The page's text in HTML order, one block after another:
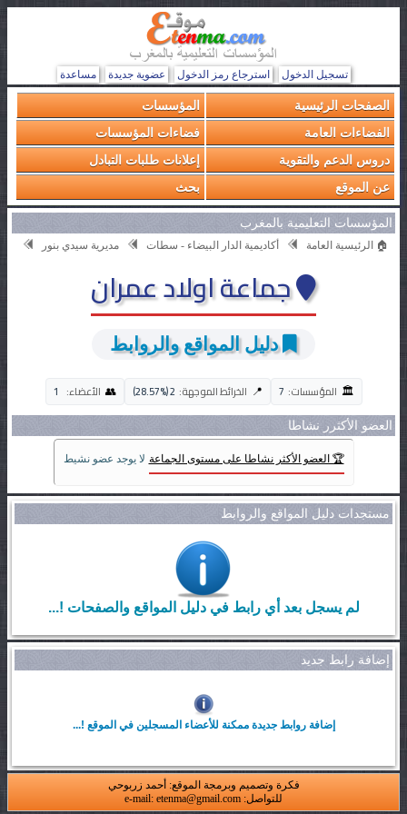
تسجيل الدخول استرجاع رمز الدخول عضوية جديدة مساعدة
الصفحات الرئيسية
المؤسسات
الفضاءات العامة
فضاءات المؤسسات
دروس الدعم والتقوية
إعلانات طلبات التبادل
عن الموقع
بحث
المؤسسات التعليمية بالمغرب
🏠 الرئيسية العامة أكاديمية الدار البيضاء - سطات مديرية سيدي بنور
جماعة اولاد عمران
دليل المواقع والروابط
🏛️ المؤسسات: 7
📍 الخرائط الموجهة: 2 (28.57%)
👥 الأعضاء: 1
العضو الأكثرر نشاطا
🏆 العضو الأكثر نشاطا على مستوى الجماعة لا يوجد عضو نشيط
مستجدات دليل المواقع والروابط
لم يسجل بعد أي رابط في دليل المواقع والصفحات !...
إضافة رابط جديد
إضافة روابط جديدة ممكنة للأعضاء المسجلين في الموقع !...
فكرة وتصميم وبرمجة الموقع: أحمد زربوحي
للتواصل: e-mail: etenma@gmail.com